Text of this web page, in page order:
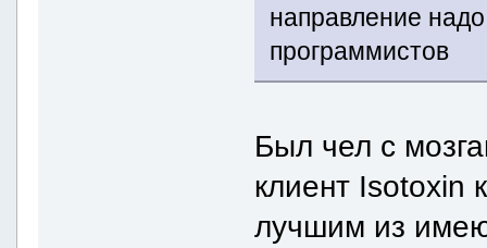
направление
программистов
Был чел с
клиент Isotoxin
лучшим из